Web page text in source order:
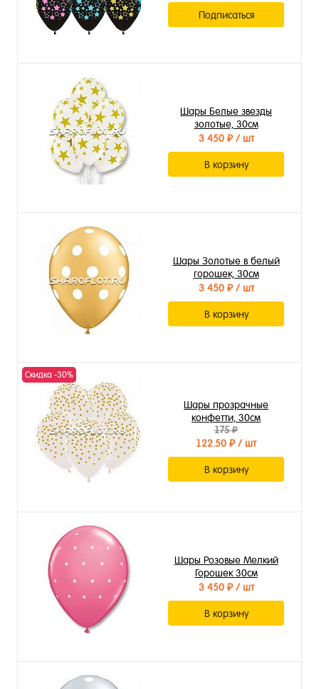
Подписаться
Шары Белые звезды
золотые, 30см
3 450 ₽/ шт
В корзину
Шары Золотые в белый
горошек, 30см
3 450 ₽/ шт
В корзину
Скидка -30%
Шары прозрачные
конфетти, 30см
175 ₽
122.50 ₽/ шт
В корзину
Шары Розовые Мелкий
Горошек 30см
3 450 ₽/ шт
В корзину